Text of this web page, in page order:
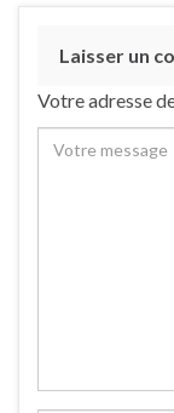
Laisser un
Votre adresse